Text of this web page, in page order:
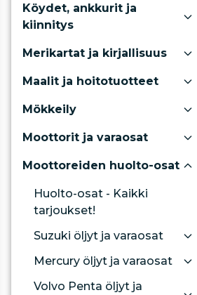
Köydet, ankkurit ja
kiinnitys
Merikartat ja kirjallisuus
Maalit ja hoitotuotteet
Mökkeily
Moottorit ja varaosat
Moottoreiden huolto-osat
Huolto-osat - Kaikki
tarjoukset!
Suzuki öljyt ja varaosat
Mercury öljyt ja varaosat
Volvo Penta öljyt ja